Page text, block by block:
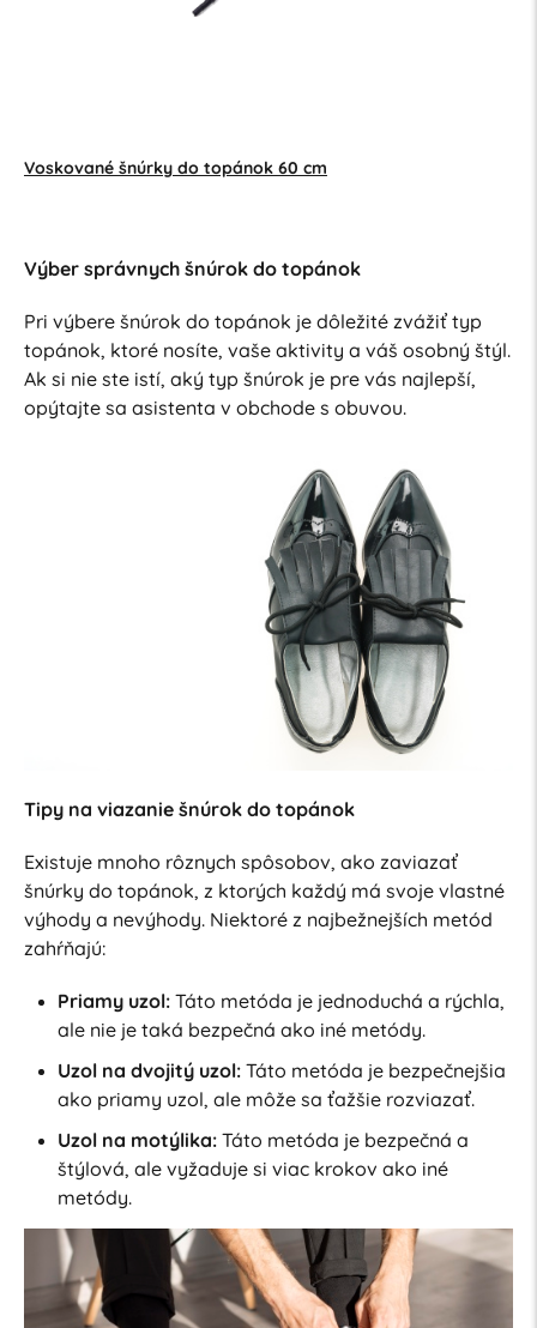
Voskované šnúrky do topánok 60 cm
Výber správnych šnúrok do topánok
Pri výbere šnúrok do topánok je dôležité zvážiť typ
topánok, ktoré nosíte, vaše aktivity a váš osobný štýl.
Ak si nie ste istí, aký typ šnúrok je pre vás najlepší,
opýtajte sa asistenta v obchode s obuvou.
Tipy na viazanie šnúrok do topánok
Existuje mnoho rôznych spôsobov, ako zaviazať
šnúrky do topánok, z ktorých každý má svoje vlastné
výhody a nevýhody. Niektoré z najbežnejších metód
zahŕňajú:
Priamy uzol:Táto metóda je jednoduchá a rýchla,
ale nie je taká bezpečná ako iné metódy.
Uzol na dvojitý uzol:Táto metóda je bezpečnejšia
ako priamy uzol, ale môže sa ťažšie rozviazať.
Uzol na motýlika:Táto metóda je bezpečná a
štýlová, ale vyžaduje si viac krokov ako iné
metódy.